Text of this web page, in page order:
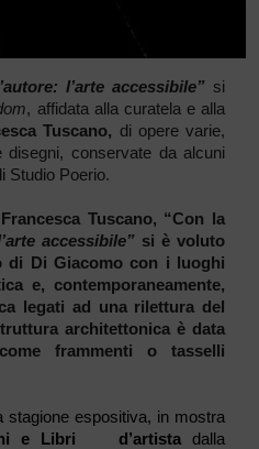
l’arte accessibile” si
, affidata alla curatela e alla
Tuscano, di opere varie,
conservate da alcuni
Studio Poerio.
Tuscano, “Con la
accessibile”si è voluto
di Di Giacomo con i luoghi
e, contemporaneamente,
legati ad una rilettura del
architettonica è data
frammenti o tasselli
espositiva, in mostra
e Libri d’artista dalla